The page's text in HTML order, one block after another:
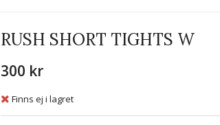
RUSH SHORT TIGHTS W
300 kr
Finns ej i lagret